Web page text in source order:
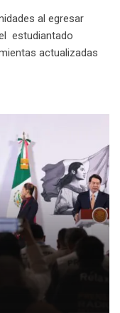
al egresar
estudiantado
actualizadas